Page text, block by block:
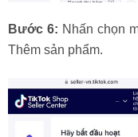
Bước 6: Nhấn chọn
Thêm sản phẩm.